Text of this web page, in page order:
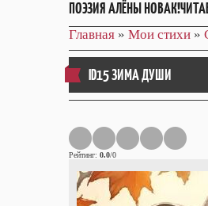
ПОЭЗИЯ АЛЁНЫ
Главная » Мои стихи »
ID15 ЗИМА ДУШИ
Рейтинг: 0.0/0